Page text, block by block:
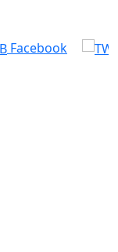
Facebook